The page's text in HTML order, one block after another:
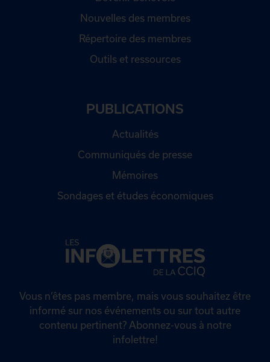
Nouvelles des membres
Répertoire des membres
Outils et ressources
PUBLICATIONS
Actualités
Communiqués de presse
Mémoires
Sondages et études économiques
Vous n’êtes pas membre, mais vous souhaitez être
informé sur nos événements ou sur tout autre
contenu pertinent? Abonnez-vous à notre
infolettre!